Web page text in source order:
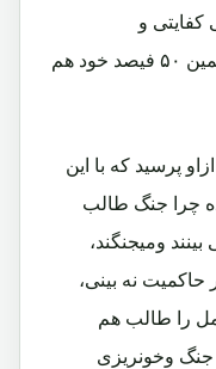
کفایتی و
سوءاستفاده مقام نداشته باشم، با همین ۵۰ فیصد خود هم
پرسید که با این
چرا جنگ طالب
ومیجنگند،
نه بینی،
را طالب هم
وخونریزی